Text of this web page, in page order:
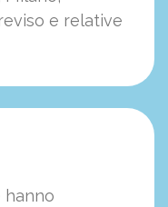
e relative
hanno